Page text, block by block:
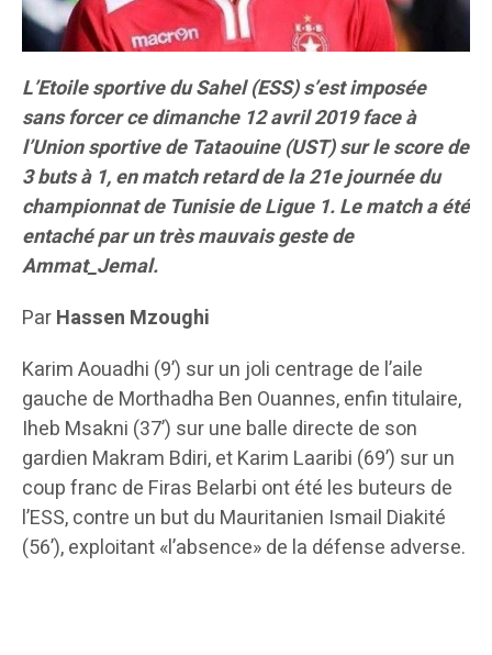
L’Etoile sportive du Sahel (ESS) s’est imposée
sans forcer ce dimanche 12 avril 2019 face à
l’Union sportive de Tataouine (UST) sur le score de
3 buts à 1, en match retard de la 21e journée du
championnat de Tunisie de Ligue 1. Le match a été
entaché par un très mauvais geste de
Ammat_Jemal.
ParHassen Mzoughi
Karim Aouadhi (9’) sur un joli centrage de l’aile
gauche de Morthadha Ben Ouannes, enfin titulaire,
Iheb Msakni (37’) sur une balle directe de son
gardien Makram Bdiri, et Karim Laaribi (69’) sur un
coup franc de Firas Belarbi ont été les buteurs de
l’ESS, contre un but du Mauritanien Ismail Diakité
(56’), exploitant «l’absence» de la défense adverse.